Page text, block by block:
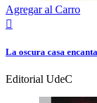
Agregar al Carro

La oscura casa
Editorial UdeC